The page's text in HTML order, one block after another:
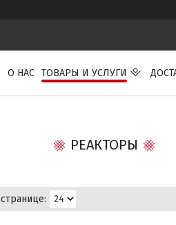
О НАС ТОВАРЫ И УСЛУГИ
РЕАКТОРЫ